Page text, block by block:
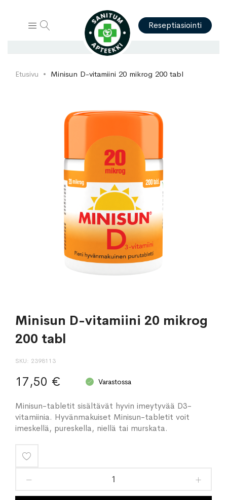
Reseptiasiointi
Etusivu Minisun D-vitamiini 20 mikrog 200 tabl
Minisun D-vitamiini 20 mikrog
200 tabl
SKU 2398113
17,50 € Varastossa
Minisun-tabletit sisältävät hyvin imeytyvää D3-
vitamiinia. Hyvänmakuiset Minisun-tabletit voit
imeskellä, pureskella, niellä tai murskata.
toivelistaan